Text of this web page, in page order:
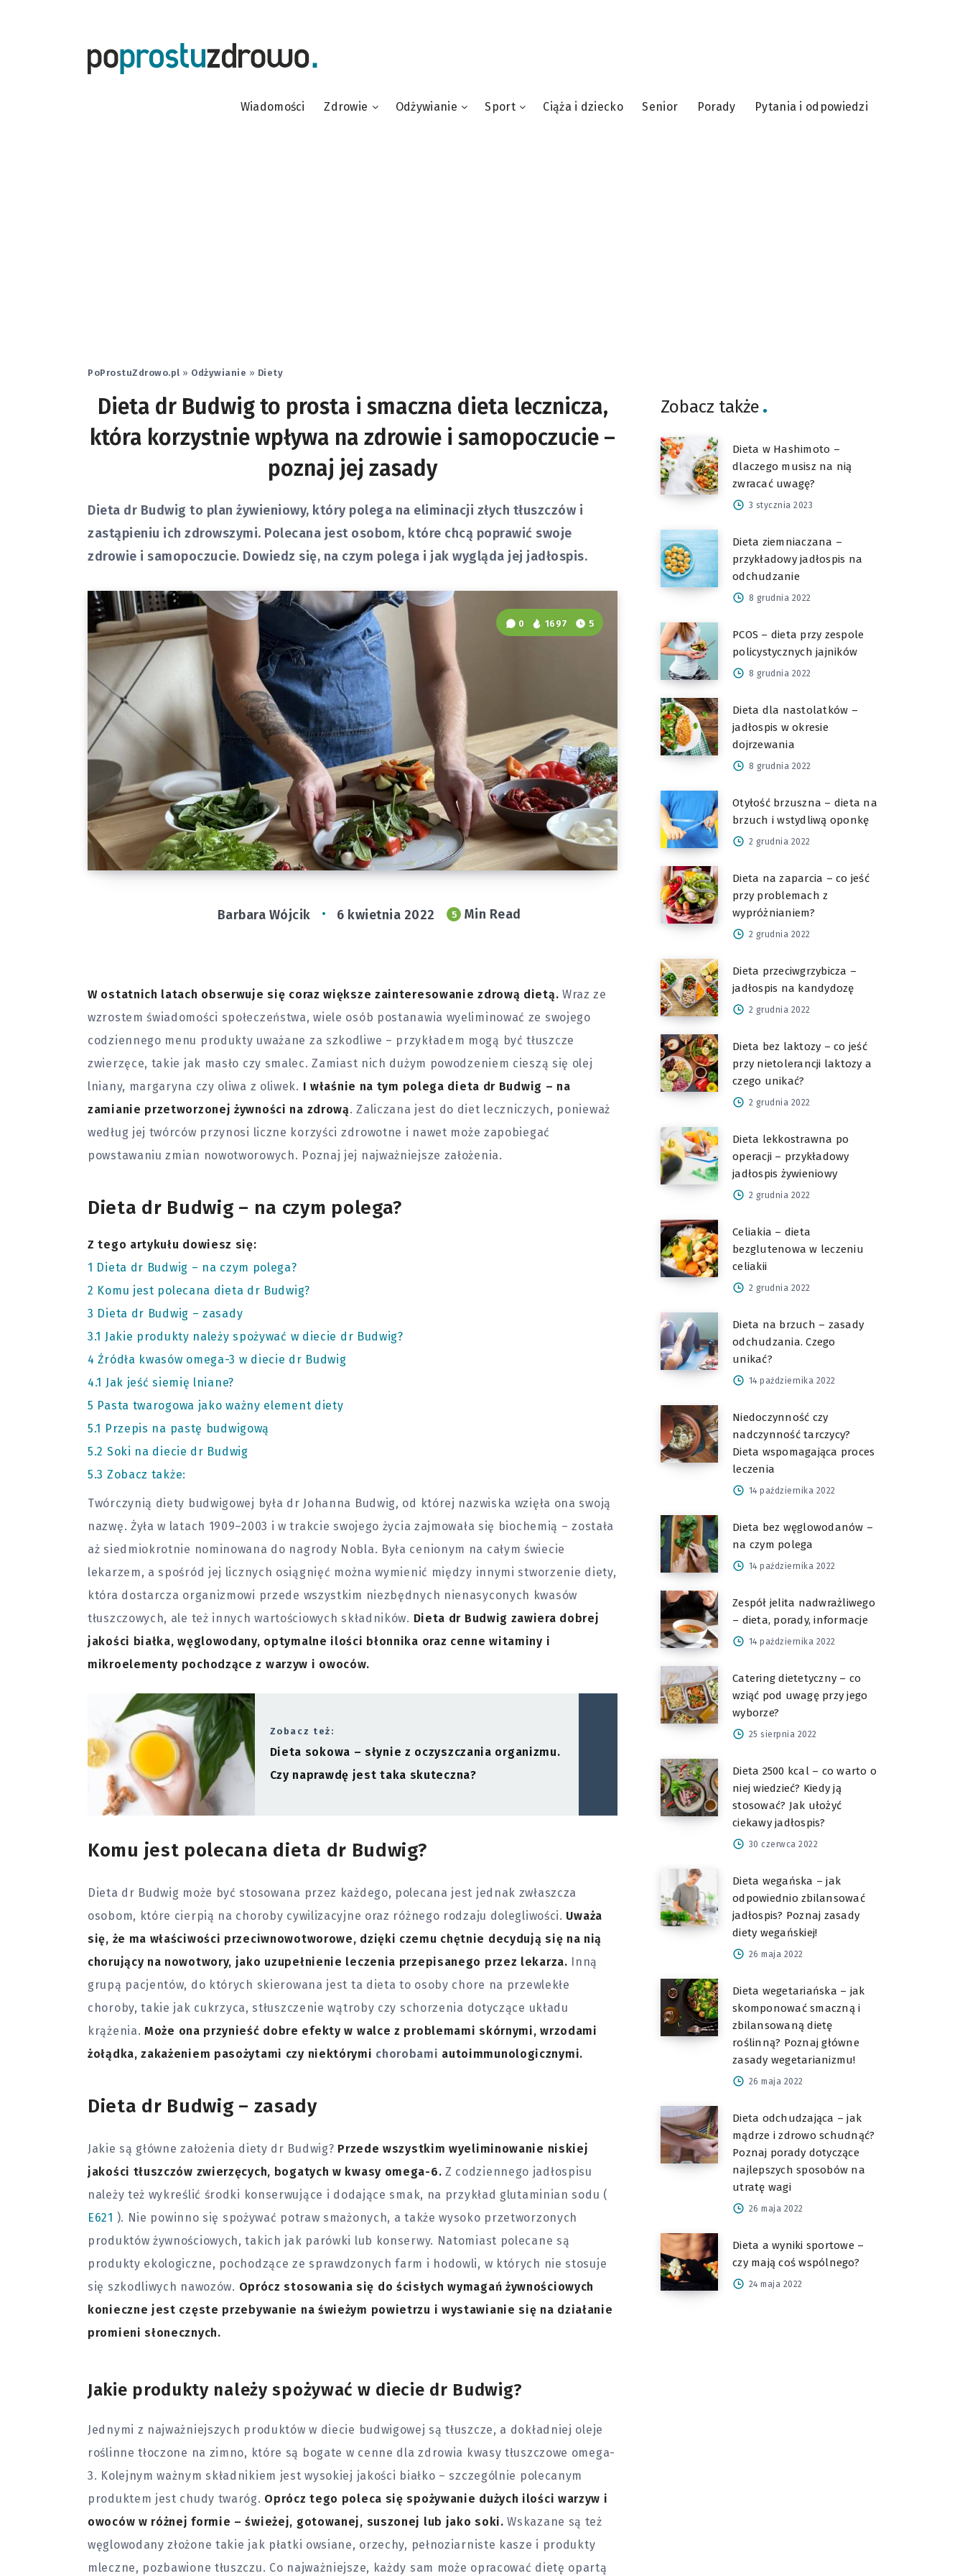
Wiadomości Zdrowie Odżywianie Sport Ciąża i dziecko Senior Porady Pytania i odpowiedzi
PoProstuZdrowo.pl » Odżywianie » Diety
Dieta dr Budwig to prosta i smaczna dieta lecznicza,
która korzystnie wpływa na zdrowie i samopoczucie –
poznaj jej zasady
Dieta dr Budwig to plan żywieniowy, który polega na eliminacji złych tłuszczów i
zastąpieniu ich zdrowszymi. Polecana jest osobom, które chcą poprawić swoje
zdrowie i samopoczucie. Dowiedz się, na czym polega i jak wygląda jej jadłospis.
0 1697 5
Barbara Wójcik 6 kwietnia 2022 5 Min Read
W ostatnich latach obserwuje się coraz większe zainteresowanie zdrową dietą. Wraz ze
wzrostem świadomości społeczeństwa, wiele osób postanawia wyeliminować ze swojego
codziennego menu produkty uważane za szkodliwe – przykładem mogą być tłuszcze
zwierzęce, takie jak masło czy smalec. Zamiast nich dużym powodzeniem cieszą się olej
lniany, margaryna czy oliwa z oliwek. I właśnie na tym polega dieta dr Budwig – na
zamianie przetworzonej żywności na zdrową. Zaliczana jest do diet leczniczych, ponieważ
według jej twórców przynosi liczne korzyści zdrowotne i nawet może zapobiegać
powstawaniu zmian nowotworowych. Poznaj jej najważniejsze założenia.
Dieta dr Budwig – na czym polega?
Z tego artykułu dowiesz się:
1 Dieta dr Budwig – na czym polega?
2 Komu jest polecana dieta dr Budwig?
3 Dieta dr Budwig – zasady
3.1 Jakie produkty należy spożywać w diecie dr Budwig?
4 Źródła kwasów omega-3 w diecie dr Budwig
4.1 Jak jeść siemię lniane?
5 Pasta twarogowa jako ważny element diety
5.1
Przepis na pastę budwigową
5.2 Soki na diecie dr Budwig
5.3 Zobacz także:
Twórczynią diety budwigowej była dr Johanna Budwig, od której nazwiska wzięła ona swoją
nazwę. Żyła w latach 1909–2003 i w trakcie swojego życia zajmowała się biochemią – została
aż siedmiokrotnie nominowana do nagrody Nobla. Była cenionym na całym świecie
lekarzem, a spośród jej licznych osiągnięć można wymienić między innymi stworzenie diety,
która dostarcza organizmowi przede wszystkim niezbędnych nienasyconych kwasów
tłuszczowych, ale też innych wartościowych składników. Dieta dr Budwig zawiera dobrej
jakości białka, węglowodany, optymalne ilości błonnika oraz cenne witaminy i
mikroelementy pochodzące z warzyw i owoców.
Zobacz też:
Dieta sokowa – słynie z oczyszczania organizmu.
Czy naprawdę jest taka skuteczna?
Komu jest polecana dieta dr Budwig?
Dieta dr Budwig może być stosowana przez każdego, polecana jest jednak zwłaszcza
osobom, które cierpią na choroby cywilizacyjne oraz różnego rodzaju dolegliwości. Uważa
się, że ma właściwości przeciwnowotworowe, dzięki czemu chętnie decydują się na nią
chorujący na nowotwory, jako uzupełnienie leczenia przepisanego przez lekarza. Inną
grupą pacjentów, do których skierowana jest ta dieta to osoby chore na przewlekłe
choroby, takie jak cukrzyca, stłuszczenie wątroby czy schorzenia dotyczące układu
krążenia. Może ona przynieść dobre efekty w walce z problemami skórnymi, wrzodami
żołądka, zakażeniem pasożytami czy niektórymi chorobami autoimmunologicznymi.
Dieta dr Budwig – zasady
Jakie są główne założenia diety dr Budwig? Przede wszystkim wyeliminowanie niskiej
jakości tłuszczów zwierzęcych, bogatych w kwasy omega-6. Z codziennego jadłospisu
należy też wykreślić środki konserwujące i dodające smak, na przykład glutaminian sodu (
E621 ). Nie powinno się spożywać potraw smażonych, a także wysoko przetworzonych
produktów żywnościowych, takich jak parówki lub konserwy. Natomiast polecane są
produkty ekologiczne, pochodzące ze sprawdzonych farm i hodowli, w których nie stosuje
się szkodliwych nawozów. Oprócz stosowania się do ścisłych wymagań żywnościowych
konieczne jest częste przebywanie na świeżym powietrzu i wystawianie się na działanie
promieni słonecznych.
Jakie produkty należy spożywać w diecie dr Budwig?
Jednymi z najważniejszych produktów w diecie budwigowej są tłuszcze, a dokładniej oleje
roślinne tłoczone na zimno, które są bogate w cenne dlazdrowia kwasy tłuszczowe omega-
3. Kolejnym ważnym składnikiem jest wysokiej jakości białko – szczególnie polecanym
produktem jest chudy twaróg. Oprócz tego poleca się spożywanie dużych ilości warzyw i
owoców w różnej formie – świeżej, gotowanej, suszonej lub jako soki.Wskazane są też
węglowodany złożone takie jak płatki owsiane, orzechy, pełnoziarniste kasze i produkty
mleczne, pozbawione tłuszczu. Co najważniejsze, każdy sam może opracować dietę opartą
Zobacz także
Dieta w Hashimoto –
dlaczego musisz na nią
zwracać uwagę?
3 stycznia 2023
Dieta ziemniaczana –
przykładowy jadłospis na
odchudzanie
8 grudnia 2022
PCOS – dieta przy zespole
policystycznych jajników
8 grudnia 2022
Dieta dla nastolatków –
jadłospis w okresie
dojrzewania
8 grudnia 2022
Otyłość brzuszna – dieta na
brzuch i wstydliwą oponkę
2 grudnia 2022
Dieta na zaparcia – co jeść
przy problemach z
wypróżnianiem?
2 grudnia 2022
Dieta przeciwgrzybicza –
jadłospis na kandydozę
2 grudnia 2022
Dieta bez laktozy – co jeść
przy nietolerancji laktozy a
czego unikać?
2 grudnia 2022
Dieta lekkostrawna po
operacji – przykładowy
jadłospis żywieniowy
2 grudnia 2022
Celiakia – dieta
bezglutenowa w leczeniu
celiakii
2 grudnia 2022
Dieta na brzuch – zasady
odchudzania. Czego
unikać?
14 października 2022
Niedoczynność czy
nadczynność tarczycy?
Dieta wspomagająca proces
leczenia
14 października 2022
Dieta bez węglowodanów –
na czym polega
14 października 2022
Zespół jelita nadwrażliwego
– dieta, porady, informacje
14 października 2022
Catering dietetyczny – co
wziąć pod uwagę przy jego
wyborze?
25 sierpnia 2022
Dieta 2500 kcal – co warto o
niej wiedzieć? Kiedy ją
stosować? Jak ułożyć
ciekawy jadłospis?
30 czerwca 2022
Dieta wegańska – jak
odpowiednio zbilansować
jadłospis? Poznaj zasady
diety wegańskiej!
26 maja 2022
Dieta wegetariańska – jak
skomponować smaczną i
zbilansowaną dietę
roślinną? Poznaj główne
zasady wegetarianizmu!
26 maja 2022
Dieta odchudzająca – jak
mądrze i zdrowo schudnąć?
Poznaj porady dotyczące
najlepszych sposobów na
utratę wagi
26 maja 2022
Dieta a wyniki sportowe –
czy mają coś wspólnego?
24 maja 2022